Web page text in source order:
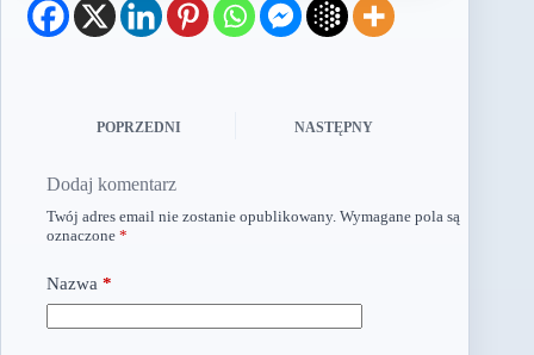
POPRZEDNI NASTĘPNY
Dodaj komentarz
Twój adres email nie zostanie opublikowany. Wymagane pola są
oznaczone *
Nazwa *